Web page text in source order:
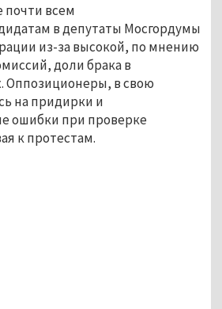
всем
в депутаты Мосгордумы
из-за высокой, по мнению
доли брака в
Оппозиционеры, в свою
на придирки и
ошибки при проверке
к протестам.